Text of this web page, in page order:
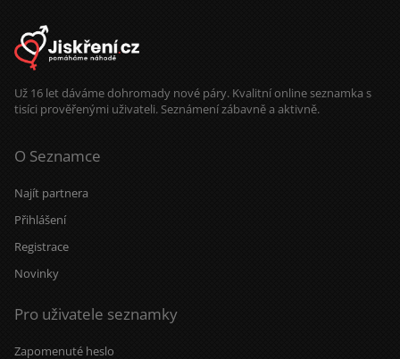
Už 16 let dáváme dohromady nové páry. Kvalitní online seznamka s
tisíci prověřenými uživateli. Seznámení zábavně a aktivně.
O Seznamce
Najít partnera
Přihlášení
Registrace
Novinky
Pro uživatele seznamky
Zapomenuté heslo